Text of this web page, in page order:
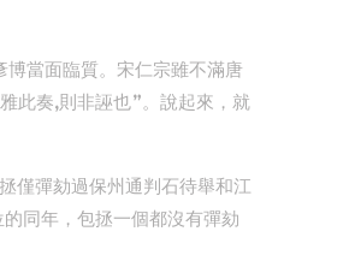
當面臨質。宋仁宗雖不滿唐
此奏,則非誣也”。說起來，就
僅彈劾過保州通判石待舉和江
同年，包拯一個都沒有彈劾